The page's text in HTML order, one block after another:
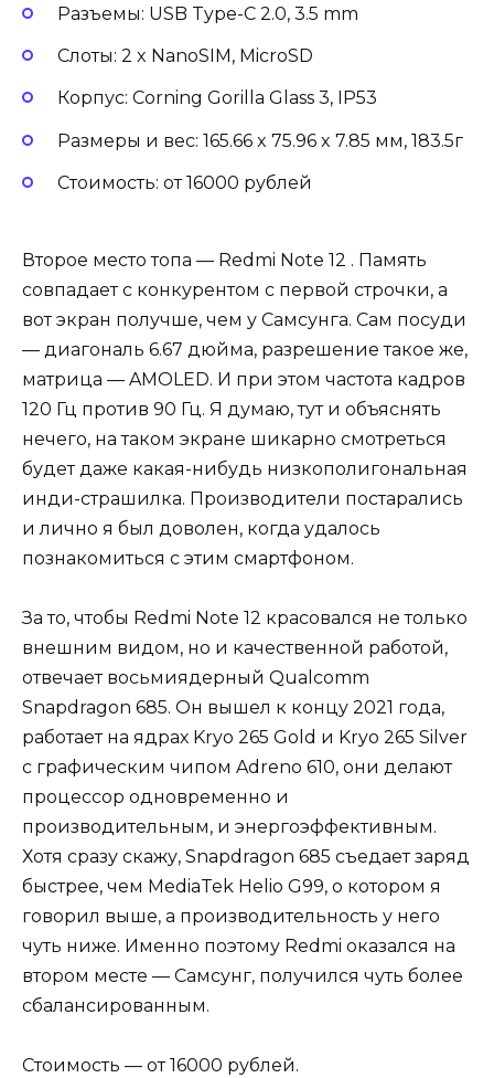
Разъемы: USB Type-C 2.0, 3.5 mm
Слоты: 2 x NanoSIM, MicroSD
Корпус: Corning Gorilla Glass 3, IP53
Размеры и вес: 165.66 x 75.96 x 7.85 мм, 183.5г
Стоимость: от 16000 рублей
Второе место топа — Redmi Note 12 . Память
совпадает с конкурентом с первой строчки, а
вот экран получше, чем у Самсунга. Сам посуди
— диагональ 6.67 дюйма, разрешение такое же,
матрица — AMOLED. И при этом частота кадров
120 Гц против 90 Гц. Я думаю, тут и объяснять
нечего, на таком экране шикарно смотреться
будет даже какая-нибудь низкополигональная
инди-страшилка. Производители постарались
и лично я был доволен, когда удалось
познакомиться с этим смартфоном.
За то, чтобы Redmi Note 12 красовался не только
внешним видом, но и качественной работой,
отвечает восьмиядерный Qualcomm
Snapdragon 685. Он вышел к концу 2021 года,
работает на ядрах Kryo 265 Gold и Kryo 265 Silver
с графическим чипом Adreno 610, они делают
процессор одновременно и
производительным, и энергоэффективным.
Хотя сразу скажу, Snapdragon 685 съедает заряд
быстрее, чем MediaTek Helio G99, о котором я
говорил выше, а производительность у него
чуть ниже. Именно поэтому Redmi оказался на
втором месте — Самсунг, получился чуть более
сбалансированным.
Стоимость — от 16000 рублей.